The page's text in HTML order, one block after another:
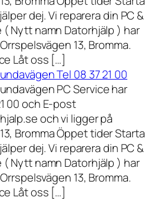
dej. Vi reparera din PC &
( Nytt namn Datorhjälp ) har
13, Bromma.
Låt oss […]
Tel 08 37 21 00
PC Service har
00 och E-post
och vi ligger på
Bromma Öppet tider Starta
dej. Vi reparera din PC &
( Nytt namn Datorhjälp ) har
13, Bromma.
Låt oss […]